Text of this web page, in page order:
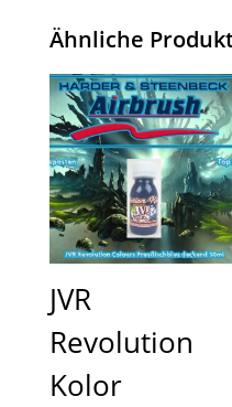
Ähnliche
JVR
Revolution
Kolor